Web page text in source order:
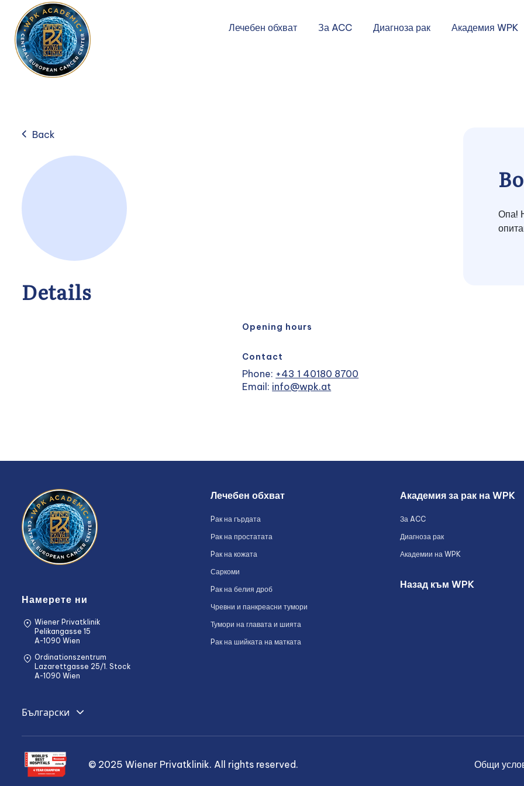
Лечебен обхват За ACC Диагноза рак Академия WPK
Back
Details
Opening hours
Contact
Phone: +43 1 40180 8700
Email: info@wpk.at
Опа!
Намерете ни
Wiener Privatklinik
Pelikangasse 15
A-1090 Wien
Ordinationszentrum
Lazarettgasse 25/1. Stock
A-1090 Wien
Лечебен обхват
Pак на гърдата
Рак на простатата
Pак на кожата
Саркоми
Pак на белия дроб
Чревни и панкреасни тумори
Тумори на главата и шията
Pак на шийката на матката
Академия за рак на WPK
За ACC
Диагноза рак
Академии на WPK
Назад към WPK
Български
English
Deutsch
Română © 2025 Wiener Privatklinik. All rights reserved. Общи